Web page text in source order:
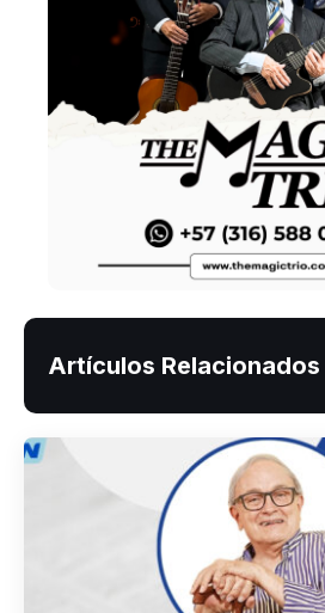
Artículos Relacionados